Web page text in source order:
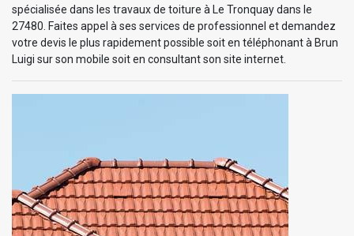
spécialisée dans les travaux de toiture à Le Tronquay dans le
27480. Faites appel à ses services de professionnel et demandez
votre devis le plus rapidement possible soit en téléphonant à Brun
Luigi sur son mobile soit en consultant son site internet.